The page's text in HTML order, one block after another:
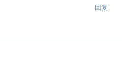
回复